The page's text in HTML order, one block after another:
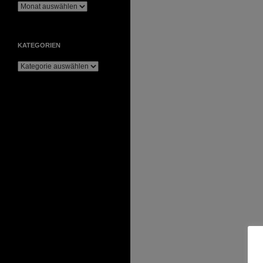
Archiv
KATEGORIEN
Kategorien